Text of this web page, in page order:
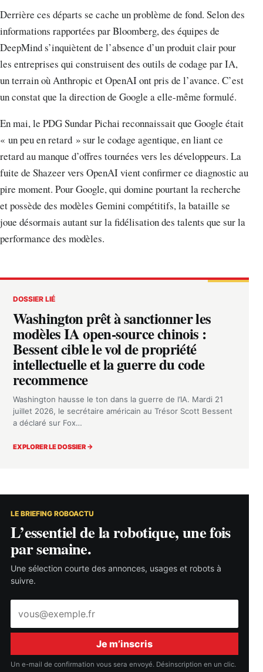
Derrière ces départs se cache un problème de fond. Selon des
informations rapportées par Bloomberg, des équipes de
DeepMind s’inquiètent de l’absence d’un produit clair pour
les entreprises qui construisent des outils de codage par IA,
un terrain où Anthropic et OpenAI ont pris de l’avance. C’est
un constat que la direction de Google a elle-même formulé.
En mai, le PDG Sundar Pichai reconnaissait que Google était
« un peu en retard » sur le codage agentique, en liant ce
retard au manque d’offres tournées vers les développeurs. La
fuite de Shazeer vers OpenAI vient confirmer ce diagnostic au
pire moment. Pour Google, qui domine pourtant la recherche
et possède des modèles Gemini compétitifs, la bataille se
joue désormais autant sur la fidélisation des talents que sur la
performance des modèles.
DOSSIER LIÉ
Washington prêt à sanctionner les
modèles IA open-source chinois :
Bessent cible le vol de propriété
intellectuelle et la guerre du code
recommence
Washington hausse le ton dans la guerre de l’IA. Mardi 21
juillet 2026, le secrétaire américain au Trésor Scott Bessent
a déclaré sur Fox…
EXPLORER LE DOSSIER →
LE BRIEFING ROBOACTU
L’essentiel de la robotique, une fois
par semaine.
Une sélection courte des annonces, usages et robots à
suivre.
mail
Je m’inscris
Un e-mail de confirmation vous sera envoyé. Désinscription en un clic.